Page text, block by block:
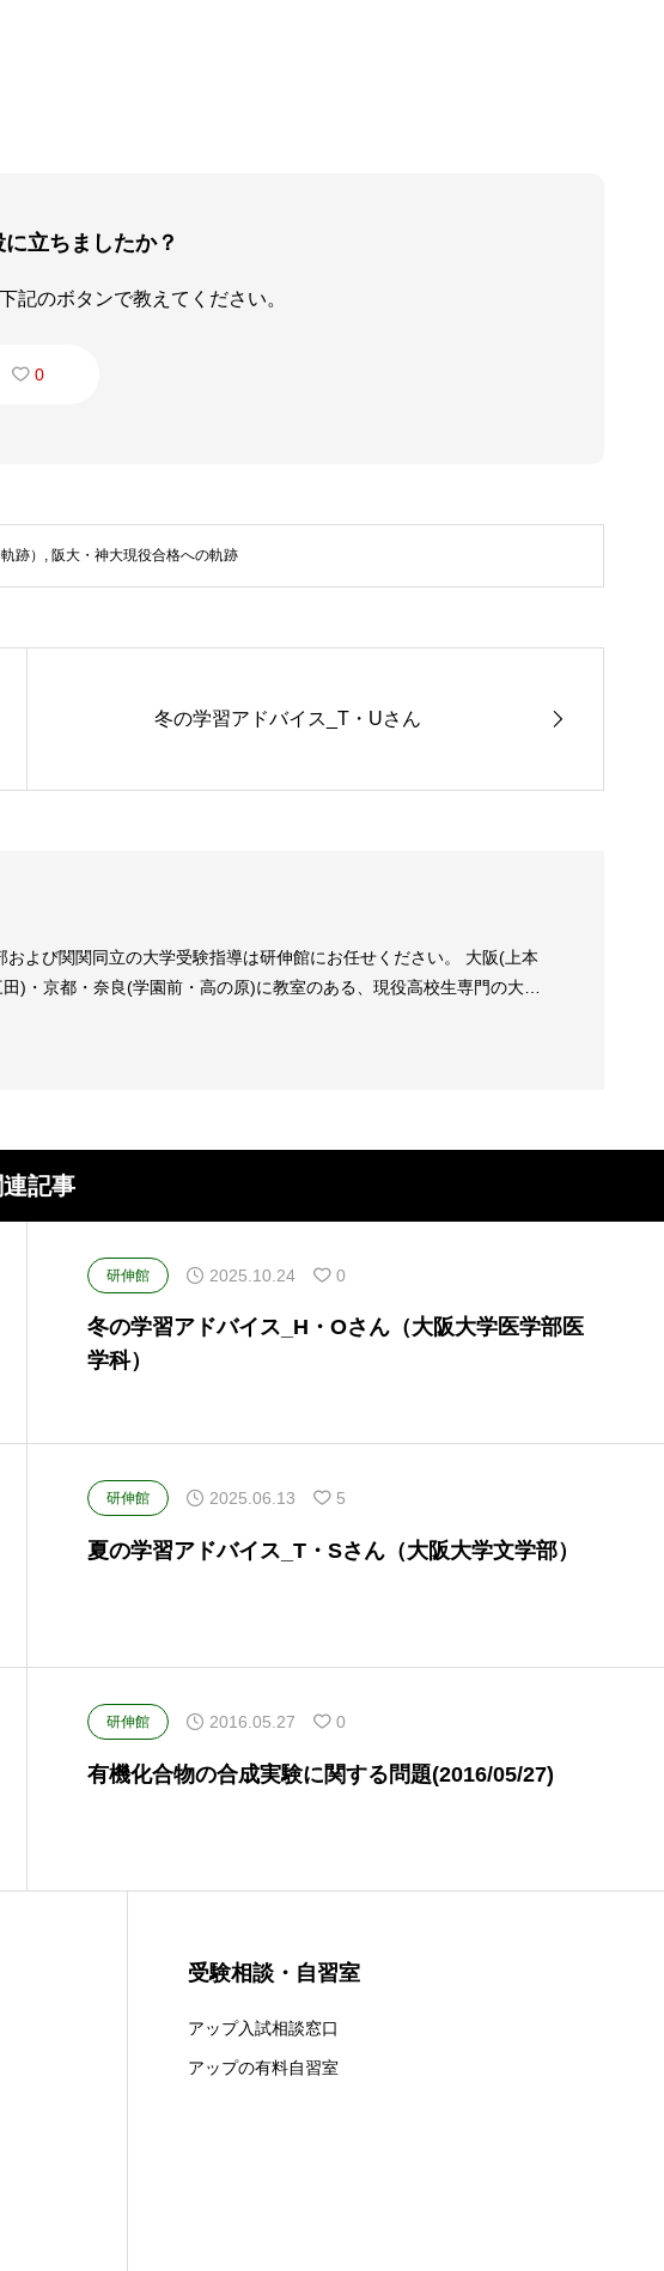
立ちましたか？
記のボタンで教えてください。
0
跡） , 阪大・神大現役合格への軌跡
冬の学習アドバイス_T・Uさん
よび関関同立の大学受験指導は研伸館にお任せください。 大阪(上本
)・京都・奈良(学園前・高の原)に教室のある、現役高校生専門の大学
連記事
研伸館 2025.10.24 0
冬の学習アドバイス_H・Oさん（大阪大学医学部医
学科）
研伸館 2025.06.13 5
夏の学習アドバイス_T・Sさん（大阪大学文学部）
研伸館 2016.05.27 0
有機化合物の合成実験に関する問題(2016/05/27)
受験相談・自習室
アップ入試相談窓口
アップの有料自習室